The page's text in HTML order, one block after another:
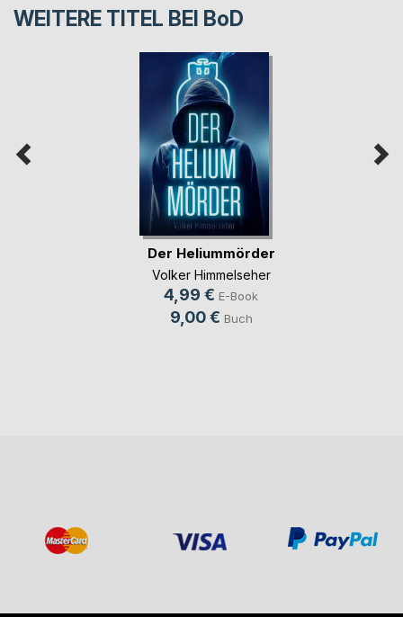
WEITERE TITEL BEI BoD
Der Heliummörder
Volker Himmelseher
4,99 € E-Book
9,00 € Buch